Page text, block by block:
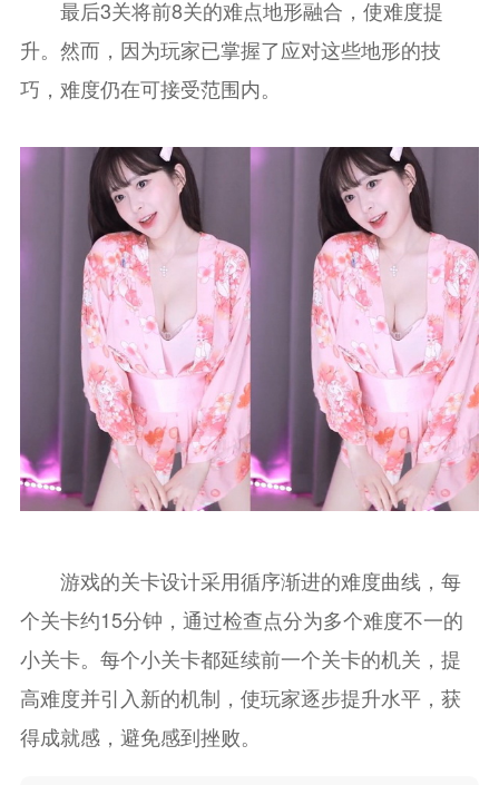
最后3关将前8关的难点地形融合，使难度提
升。然而，因为玩家已掌握了应对这些地形的技
巧，难度仍在可接受范围内。
游戏的关卡设计采用循序渐进的难度曲线，每
个关卡约15分钟，通过检查点分为多个难度不一的
小关卡。每个小关卡都延续前一个关卡的机关，提
高难度并引入新的机制，使玩家逐步提升水平，获
得成就感，避免感到挫败。